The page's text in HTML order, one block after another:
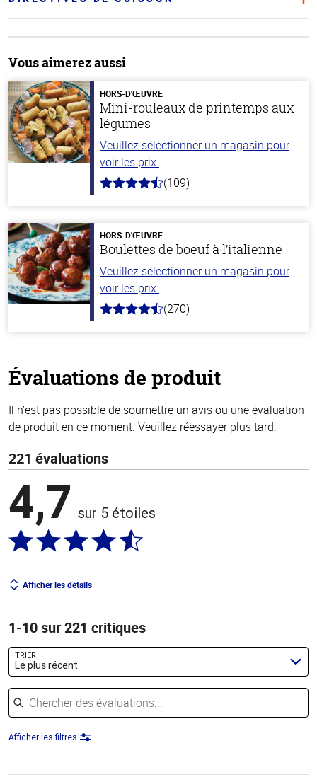
Vous aimerez aussi
HORS-D'ŒUVRE
Mini-rouleaux de printemps aux
légumes
Veuillez sélectionner un magasin pour
voir les prix.
4.8
stars
(109)
HORS-D'ŒUVRE
Boulettes de boeuf à l’italienne
Veuillez sélectionner un magasin pour
voir les prix.
4.5
(270)
Évaluations de produit
Il n’est pas possible de soumettre un avis ou une évaluation
de produit en ce moment. Veuillez réessayer plus tard.
221 évaluations
4,7 sur 5 étoiles
Afficher les détails
1-10 sur 221 critiques
TRIER
Le plus récent
Chercher des évaluations
Afficher les filtres